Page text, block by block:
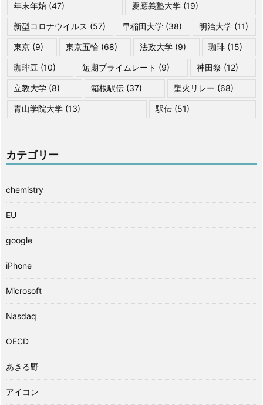
年末年始 (47) 慶應義塾大学(19)
新型コロナウイルス (57) 早稲田大学 (38) 明治大学(11)
東京 (9) 東京五輪 (68) 法政大学 (9) 珈琲 (15)
珈琲豆 (10) 短期プライムレート (9) 神田祭(12)
立教大学 (8) 箱根駅伝 (37) 聖火リレー (68)
青山学院大学 (13) 駅伝 (51)
カテゴリー
chemistry
EU
google
iPhone
Microsoft
Nasdaq
OECD
あきる野
アイコン